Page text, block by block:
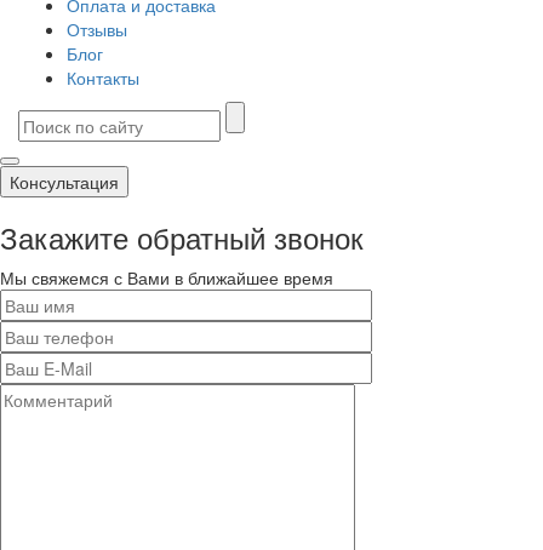
Отзывы
Блог
Контакты
Консультация
Закажите обратный звонок
Мы свяжемся с Вами в ближайшее время